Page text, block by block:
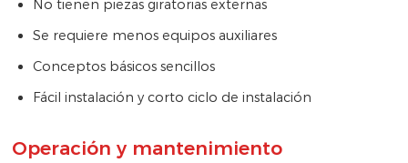
No tienen piezas giratorias externas
Se requiere menos equipos auxiliares
Conceptos básicos sencillos
Fácil instalación y corto ciclo de instalación
Operación y mantenimiento